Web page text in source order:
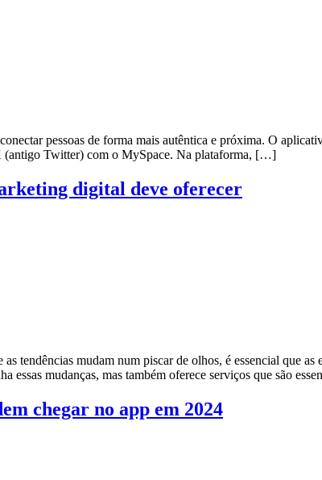
pessoas de forma mais autêntica e próxima. O
(antigo Twitter) com o MySpace. Na plataforma, […]
digital deve oferecer
tendências mudam num piscar de olhos, é essencial que as
mudanças, mas também oferece serviços que são
chegar no app em 2024